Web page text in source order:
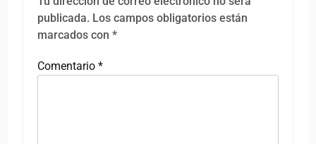
publicada. Los campos obligatorios están
marcados con *
Comentario *